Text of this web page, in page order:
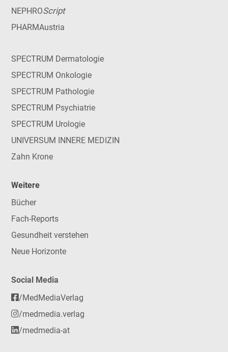
NEPHROScript
PHARMAustria
SPECTRUM Dermatologie
SPECTRUM Onkologie
SPECTRUM Pathologie
SPECTRUM Psychiatrie
SPECTRUM Urologie
UNIVERSUM INNERE MEDIZIN
Zahn Krone
Weitere
Bücher
Fach-Reports
Gesundheit verstehen
Neue Horizonte
Social Media
/MedMediaVerlag
/medmedia.verlag
/medmedia-at